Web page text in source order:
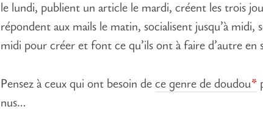
le lundi, publient un article le mardi, créent les trois
répondent aux mails le matin, socialisent jusqu’à midi,
midi pour créer et font ce qu’ils ont à faire d’autre en
Pensez à ceux qui ont besoin de ce genre de doudou
nus…